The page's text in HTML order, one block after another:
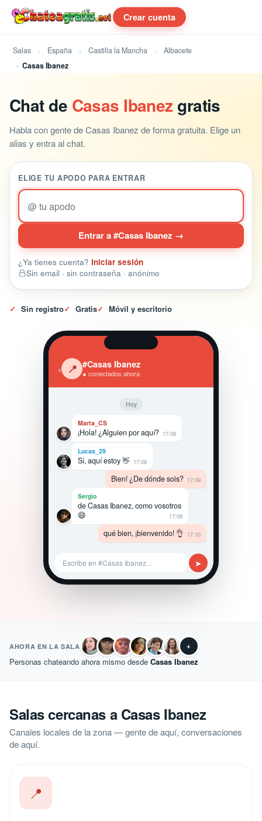
Crear cuenta
Salas España Castilla la Mancha
Albacete
Casas Ibanez
Chat de Casas Ibanez gratis
Habla con gente de Casas Ibanez de forma gratuita. Elige un
alias y entra al chat.
ELIGE TU APODO PARA ENTRAR
@
Entrar a #Casas Ibanez →
¿Ya tienes cuenta? Iniciar sesión
Sin email · sin contraseña · anónimo
✓ Sin registro✓ Gratis✓ Móvil y escritorio
‹ 📍 #Casas Ibanez
● conectados ahora
Hoy
Marta_CS
¡Hola! ¿Alguien por aquí? 17:08
Lucas_29
Sí, aquí estoy 👋 17:08
Bien! ¿De dónde sois? 17:09
Sergio
de Casas Ibanez, como vosotros
😄
17:09
qué bien, ¡bienvenido! 👌 17:10
Escribe en #Casas Ibanez… ➤
AHORA EN LA SALA +
Personas chateando ahora mismo desde Casas Ibanez
Salas cercanas a Casas Ibanez
Canales locales de la zona — gente de aquí, conversaciones
de aquí.
📍